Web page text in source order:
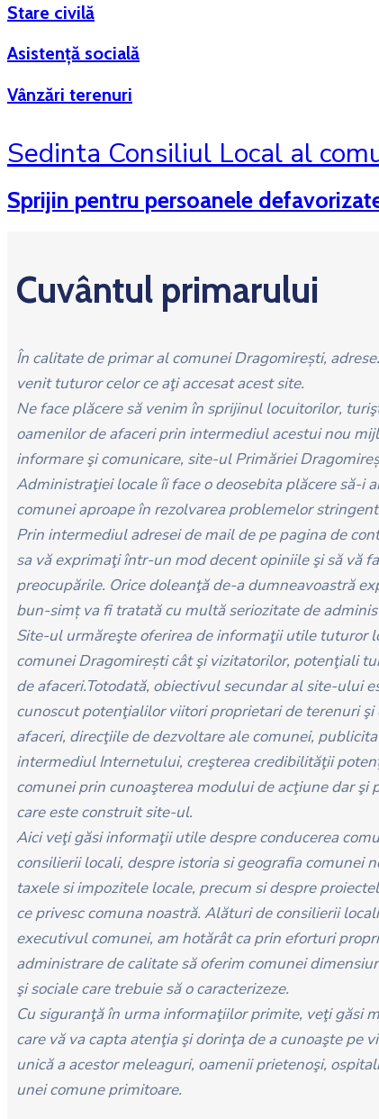
Stare civilă
Asistență socială
Vânzări terenuri
Sedinta Consiliul Local al
Sprijin pentru persoanele
Cuvântul primarului
În calitate de primar al comunei Dragomirești,
venit tuturor celor ce aţi accesat acest site.
Ne face plăcere să venim în sprijinul locuitorilor,
oamenilor de afaceri prin intermediul acestui nou
informare şi comunicare, site-ul Primăriei
Administraţiei locale îi face o deosebita plăcere să-i
comunei aproape în rezolvarea problemelor
Prin intermediul adresei de mail de pe pagina de
sa vă exprimaţi într-un mod decent opiniile şi să vă
preocupările. Orice doleanţă de-a dumneavoastră
bun-simț va fi tratată cu multă seriozitate de
Site-ul urmăreşte oferirea de informaţii utile tuturor
comunei Dragomirești cât şi vizitatorilor, potenţiali
de afaceri.Totodată, obiectivul secundar al site-ului
cunoscut potenţialilor viitori proprietari de terenuri şi
afaceri, direcţiile de dezvoltare ale comunei,
intermediul Internetului, creşterea credibilităţii
comunei prin cunoaşterea modului de acţiune dar şi
care este construit site-ul.
Aici veţi găsi informaţii utile despre conducerea
consilierii locali, despre istoria si geografia comunei
taxele si impozitele locale, precum si despre
ce privesc comuna noastră. Alături de consilierii
executivul comunei, am hotărât ca prin eforturi
administrare de calitate să oferim comunei
şi sociale care trebuie să o caracterizeze.
Cu siguranţă în urma informaţiilor primite, veţi găsi
care vă va capta atenţia şi dorinţa de a cunoaşte pe
unică a acestor meleaguri, oamenii prietenoşi,
unei comune primitoare.